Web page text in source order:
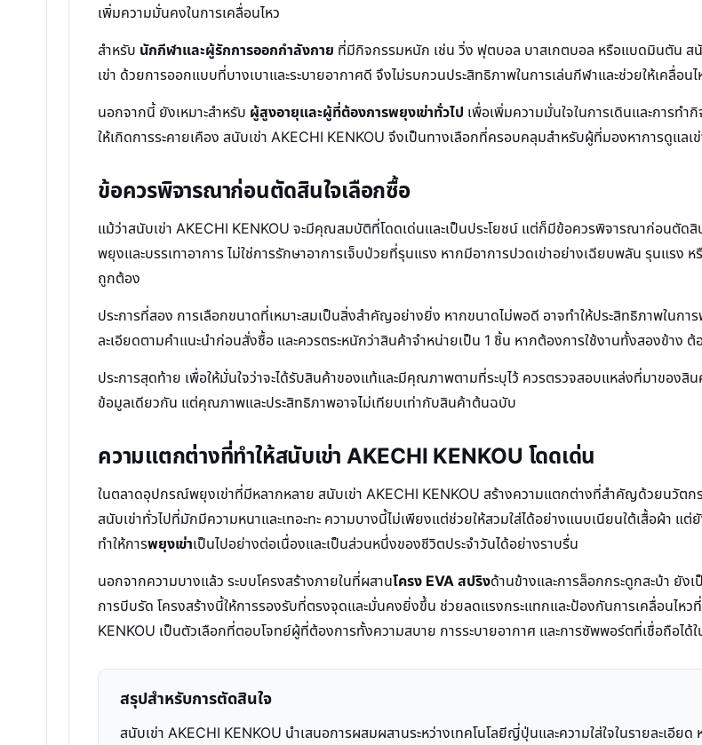
เพิ่มความมั่นคงในการเคลื่อนไหว
สำหรับ นักกีฬาและผู้รักการออกกำลังกาย ที่มีกิจกรรมหนัก เช่น วิ่ง ฟุตบอล บาสเกตบอล หรือแบดมินตัน ส
เข่า ด้วยการออกแบบที่บางเบาและระบายอากาศดี จึงไม่รบกวนประสิทธิภาพในการเล่นกีฬาและช่วยให้เคลื่อน
นอกจากนี้ ยังเหมาะสำหรับ ผู้สูงอายุและผู้ที่ต้องการพยุงเข่าทั่วไป เพื่อเพิ่มความมั่นใจในการเดินและการท
ให้เกิดการระคายเคือง สนับเข่า AKECHI KENKOU จึงเป็นทางเลือกที่ครอบคลุมสำหรับผู้ที่มองหาการดูแลเ
ข้อควรพิจารณาก่อนตัดสินใจเลือกซื้อ
แม้ว่าสนับเข่า AKECHI KENKOU จะมีคุณสมบัติที่โดดเด่นและเป็นประโยชน์ แต่ก็มีข้อควรพิจารณาก่อนตัด
พยุงและบรรเทาอาการ ไม่ใช่การรักษาอาการเจ็บป่วยที่รุนแรง หากมีอาการปวดเข่าอย่างเฉียบพลัน รุนแร
ถูกต้อง
ประการที่สอง การเลือกขนาดที่เหมาะสมเป็นสิ่งสำคัญอย่างยิ่ง หากขนาดไม่พอดี อาจทำให้ประสิทธิภาพในก
ละเอียดตามคำแนะนำก่อนสั่งซื้อ และควรตระหนักว่าสินค้าจำหน่ายเป็น 1 ชิ้น หากต้องการใช้งานทั้งสองข้าง
ประการสุดท้าย เพื่อให้มั่นใจว่าจะได้รับสินค้าของแท้และมีคุณภาพตามที่ระบุไว้ ควรตรวจสอบแหล่งที่มาของสิ
ข้อมูลเดียวกัน แต่คุณภาพและประสิทธิภาพอาจไม่เทียบเท่ากับสินค้าต้นฉบับ
ความแตกต่างที่ทำให้สนับเข่า AKECHI KENKOU โดดเด่น
ในตลาดอุปกรณ์พยุงเข่าที่มีหลากหลาย สนับเข่า AKECHI KENKOU สร้างความแตกต่างที่สำคัญด้วยนวัตก
สนับเข่าทั่วไปที่มักมีความหนาและเทอะทะ ความบางนี้ไม่เพียงแต่ช่วยให้สวมใส่ได้อย่างแนบเนียนใต้เสื้อผ้า แ
ทำให้การพยุงเข่าเป็นไปอย่างต่อเนื่องและเป็นส่วนหนึ่งของชีวิตประจำวันได้อย่างราบรื่น
นอกจากความบางแล้ว ระบบโครงสร้างภายในที่ผสานโครง EVA สปริงด้านข้างและการล็อกกระดูกสะบ้า ยั
การบีบรัด โครงสร้างนี้ให้การรองรับที่ตรงจุดและมั่นคงยิ่งขึ้น ช่วยลดแรงกระแทกและป้องกันการเคลื่อนไหว
KENKOU เป็นตัวเลือกที่ตอบโจทย์ผู้ที่ต้องการทั้งความสบาย การระบายอากาศ และการซัพพอร์ตที่เชื่อถือได้ใ
สรุปสำหรับการตัดสินใจ
สนับเข่า AKECHI KENKOU นำเสนอการผสมผสานระหว่างเทคโนโลยีญี่ปุ่นและความใส่ใจในรายละเอีย